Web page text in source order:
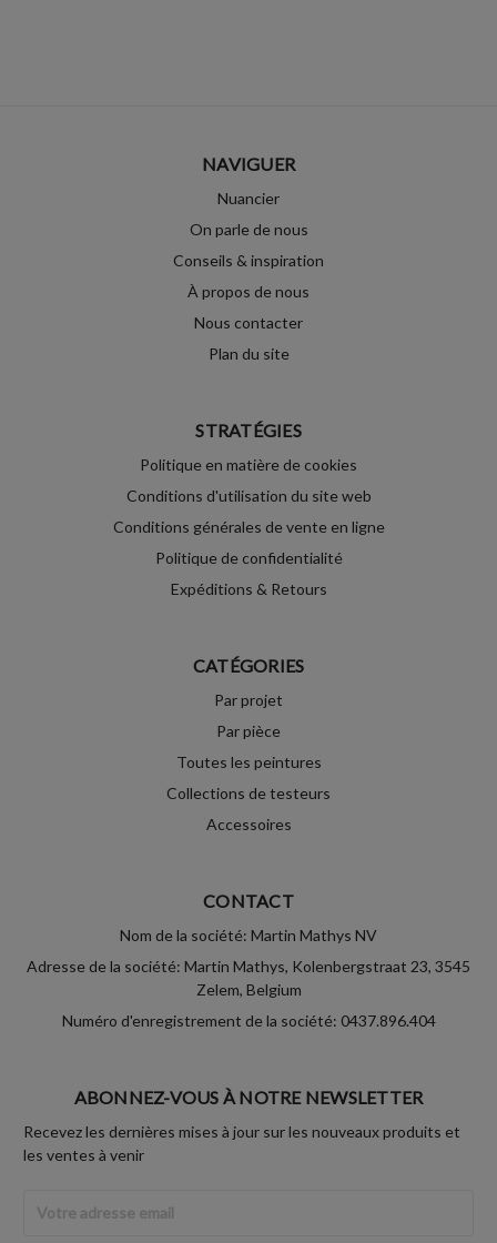
NAVIGUER
Nuancier
On parle de nous
Conseils & inspiration
À propos de nous
Nous contacter
Plan du site
STRATÉGIES
Politique en matière de cookies
Conditions d'utilisation du site web
Conditions générales de vente en ligne
Politique de confidentialité
Expéditions & Retours
CATÉGORIES
Par projet
Par pièce
Toutes les peintures
Collections de testeurs
Accessoires
CONTACT
Nom de la société: Martin Mathys NV
Adresse de la société: Martin Mathys, Kolenbergstraat 23, 3545
Zelem, Belgium
Numéro d'enregistrement de la société: 0437.896.404
ABONNEZ-VOUS À NOTRE NEWSLETTER
Recevez les dernières mises à jour sur les nouveaux produits et
les ventes à venir
Email